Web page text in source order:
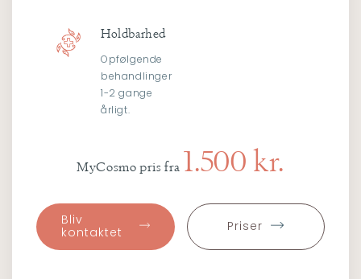
Holdbarhed
Opfølgende
behandlinger
1-2 gange
årligt.
MyCosmo pris fra 1.500 kr.
Bliv
kontaktet
Priser